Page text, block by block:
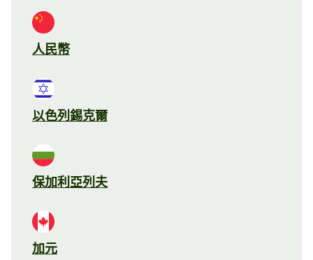
人民幣
以色列錫克爾
保加利亞列夫
加元